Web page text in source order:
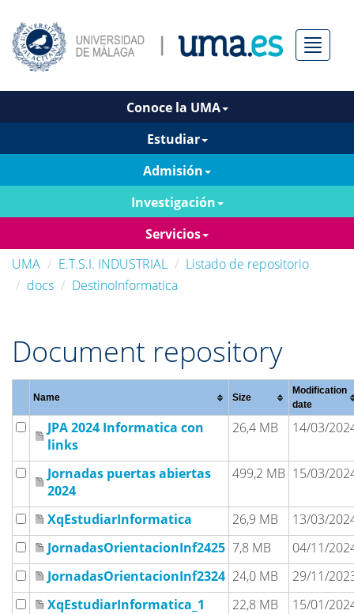
Menú
Conoce la UMA
Estudiar
Admisión
Investigación
Servicios
UMA
E.T.S.I. INDUSTRIAL
Listado de repositorio
docs
DestinoInformatica
Document repository
Name Size
Modification
date
JPA 2024 Informatica con
links
26,4 MB 14/03/
Jornadas puertas abiertas
2024
499,2 MB 15/03/
XqEstudiarInformatica 26,9 MB
13/03/
JornadasOrientacionInf2425 7,8 MB
04/11/
JornadasOrientacionInf2324 24,0 MB
29/11/
XqEstudiarInformatica_1
22,8 MB 15/01/